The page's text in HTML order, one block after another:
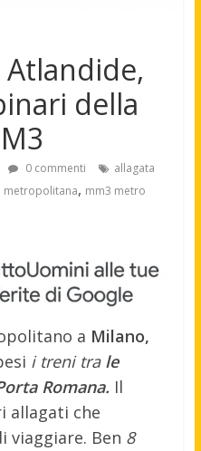
della
0 commenti
allagata
metropolitana, mm3 metro
a Milano,
i treni tra le
Romana. Il
allagati che
viaggiare. Ben 8